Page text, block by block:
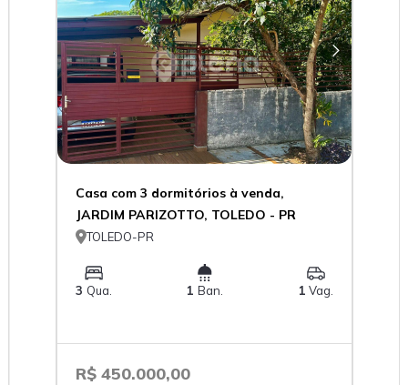
Casa com 3 dormitórios à venda,
JARDIM PARIZOTTO, TOLEDO - PR
TOLEDO-PR
3 Qua. 1Ban. 1 Vag.
R$ 450.000,00